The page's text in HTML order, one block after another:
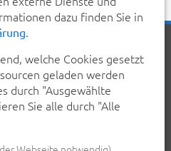
Kontakt
dazu finden Sie in
.
welche Cookies gesetzt
geladen werden
durch "Ausgewählte
Sie alle durch "Alle